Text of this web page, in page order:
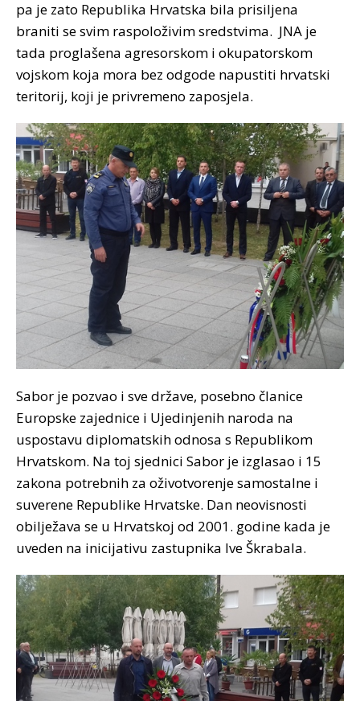
pa je zato Republika Hrvatska bila prisiljena
braniti se svim raspoloživim sredstvima. JNA je
tada proglašena agresorskom i okupatorskom
vojskom koja mora bez odgode napustiti hrvatski
teritorij, koji je privremeno zaposjela.
Sabor je pozvao i sve države, posebno članice
Europske zajednice i Ujedinjenih naroda na
uspostavu diplomatskih odnosa s Republikom
Hrvatskom. Na toj sjednici Sabor je izglasao i 15
zakona potrebnih za oživotvorenje samostalne i
suverene Republike Hrvatske. Dan neovisnosti
obilježava se u Hrvatskoj od 2001. godine kada je
uveden na inicijativu zastupnika Ive Škrabala.